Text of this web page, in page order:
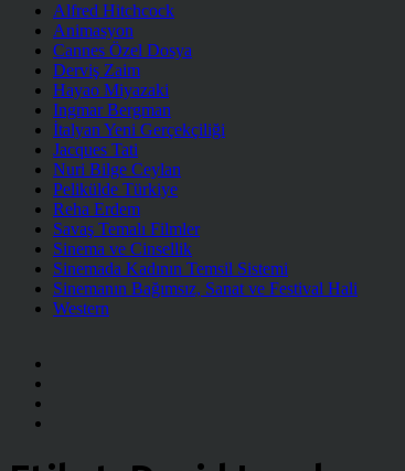
Alfred Hitchcock
Animasyon
Cannes Özel Dosya
Derviş Zaim
Hayao Miyazaki
Ingmar Bergman
İtalyan Yeni Gerçekçiliği
Jacques Tati
Nuri Bilge Ceylan
Pelikülde Türkiye
Reha Erdem
Savaş Temalı Filmler
Sinema ve Cinsellik
Sinemada Kadının Temsil Sistemi
Sinemanın Bağımsız, Sanat ve Festival Hali
Western